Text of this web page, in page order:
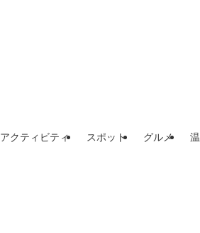
アクティビティ スポット グルメ